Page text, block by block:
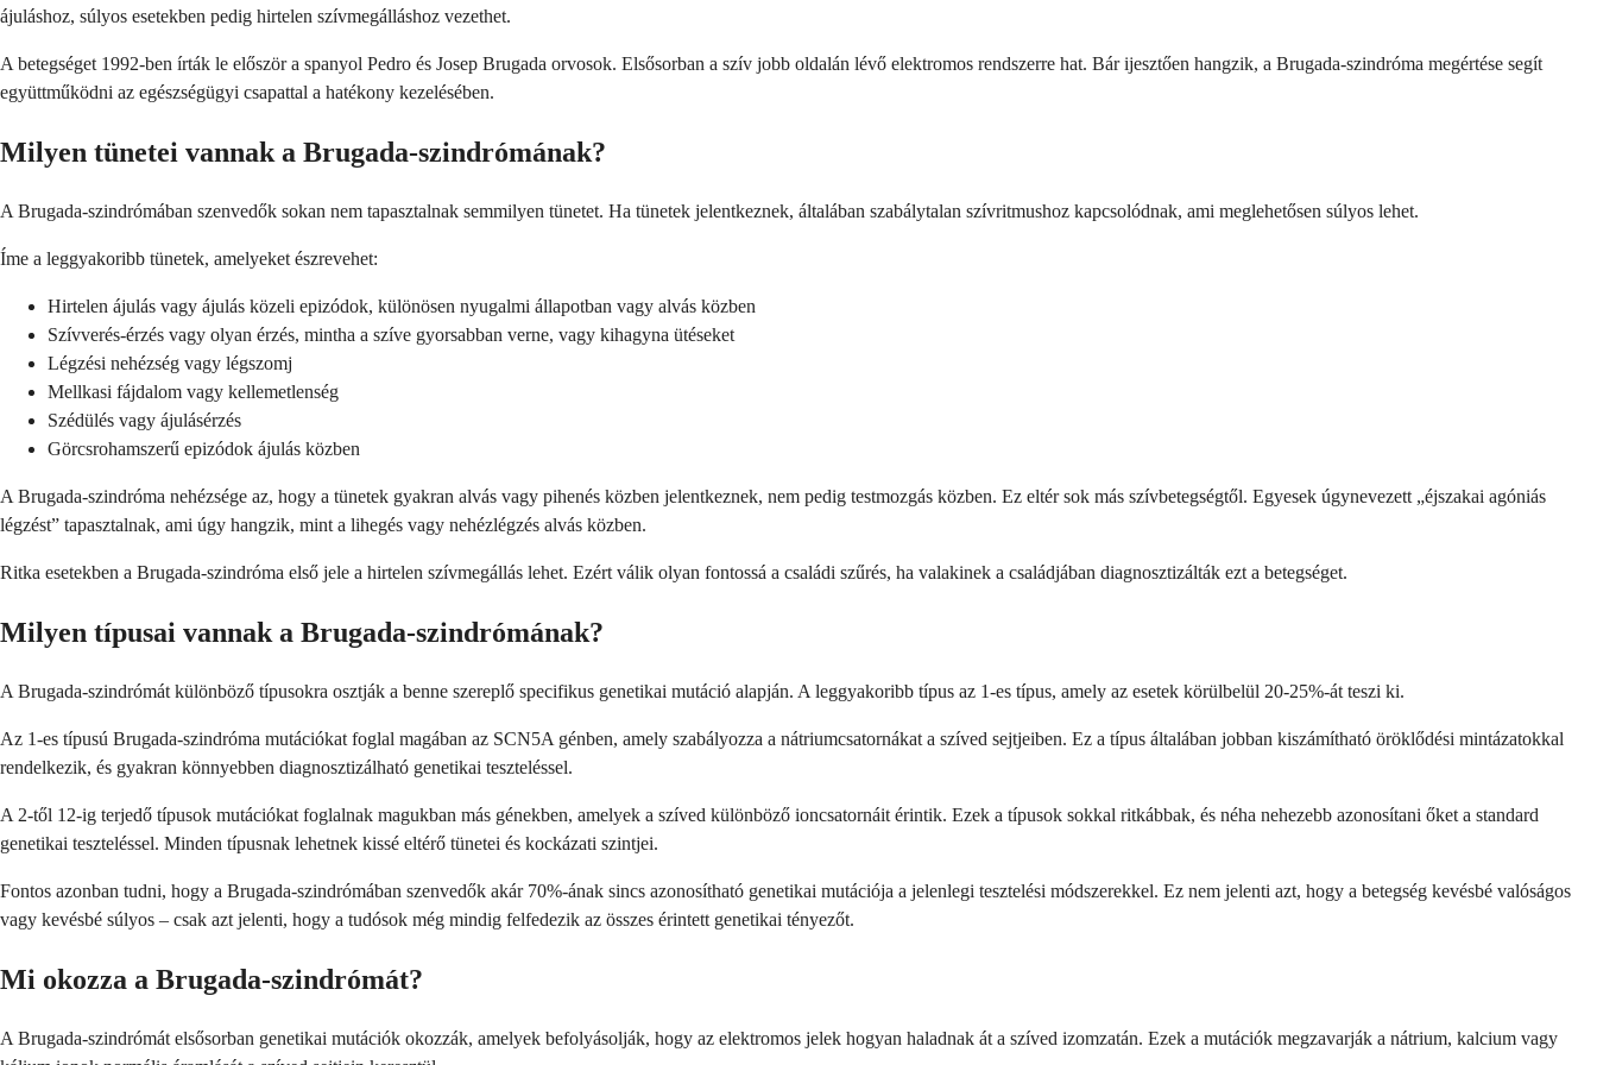
ájuláshoz, súlyos esetekben pedig hirtelen szívmegálláshoz vezethet.
A betegséget 1992-ben írták le először a spanyol Pedro és Josep Brugada orvosok. Elsősorban a szív jobb oldalán lévő elektromos rendszerre hat. Bár ijesztően hangzik, a Brugada-szindróma megértése segít
együttműködni az egészségügyi csapattal a hatékony kezelésében.
Milyen tünetei vannak a Brugada-szindrómának?
A Brugada-szindrómában szenvedők sokan nem tapasztalnak semmilyen tünetet. Ha tünetek jelentkeznek, általában szabálytalan szívritmushoz kapcsolódnak, ami meglehetősen súlyos lehet.
Íme a leggyakoribb tünetek, amelyeket észrevehet:
Hirtelen ájulás vagy ájulás közeli epizódok, különösen nyugalmi állapotban vagy alvás közben
Szívverés-érzés vagy olyan érzés, mintha a szíve gyorsabban verne, vagy kihagyna ütéseket
Légzési nehézség vagy légszomj
Mellkasi fájdalom vagy kellemetlenség
Szédülés vagy ájulásérzés
Görcsrohamszerű epizódok ájulás közben
A Brugada-szindróma nehézsége az, hogy a tünetek gyakran alvás vagy pihenés közben jelentkeznek, nem pedig testmozgás közben. Ez eltér sok más szívbetegségtől. Egyesek úgynevezett „éjszakai agóniás
légzést” tapasztalnak, ami úgy hangzik, mint a lihegés vagy nehézlégzés alvás közben.
Ritka esetekben a Brugada-szindróma első jele a hirtelen szívmegállás lehet. Ezért válik olyan fontossá a családi szűrés, ha valakinek a családjában diagnosztizálták ezt a betegséget.
Milyen típusai vannak a Brugada-szindrómának?
A Brugada-szindrómát különböző típusokra osztják a benne szereplő specifikus genetikai mutáció alapján. A leggyakoribb típus az 1-es típus, amely az esetek körülbelül 20-25%-át teszi ki.
Az 1-es típusú Brugada-szindróma mutációkat foglal magában az SCN5A génben, amely szabályozza a nátriumcsatornákat a szíved sejtjeiben. Ez a típus általában jobban kiszámítható öröklődési mintázatokkal
rendelkezik, és gyakran könnyebben diagnosztizálható genetikai teszteléssel.
A 2-től 12-ig terjedő típusok mutációkat foglalnak magukban más génekben, amelyek a szíved különböző ioncsatornáit érintik. Ezek a típusok sokkal ritkábbak, és néha nehezebb azonosítani őket a standard
genetikai teszteléssel. Minden típusnak lehetnek kissé eltérő tünetei és kockázati szintjei.
Fontos azonban tudni, hogy a Brugada-szindrómában szenvedők akár 70%-ának sincs azonosítható genetikai mutációja a jelenlegi tesztelési módszerekkel. Ez nem jelenti azt, hogy a betegség kevésbé valóságos
vagy kevésbé súlyos – csak azt jelenti, hogy a tudósok még mindig felfedezik az összes érintett genetikai tényezőt.
Mi okozza a Brugada-szindrómát?
A Brugada-szindrómát elsősorban genetikai mutációk okozzák, amelyek befolyásolják, hogy az elektromos jelek hogyan haladnak át a szíved izomzatán. Ezek a mutációk megzavarják a nátrium, kalcium vagy